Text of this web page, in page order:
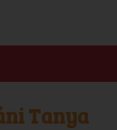
Tanya